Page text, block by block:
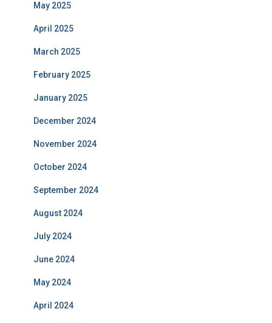
May 2025
April 2025
March 2025
February 2025
January 2025
December 2024
November 2024
October 2024
September 2024
August 2024
July 2024
June 2024
May 2024
April 2024